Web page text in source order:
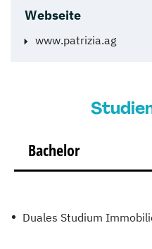
Webseite
www.patrizia.ag
Bachelor
Duales Studium